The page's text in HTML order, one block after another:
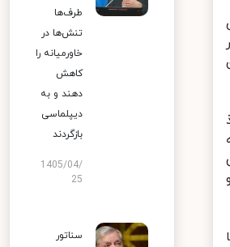
طرف‌ها
تنش‌ها در
خاورمیانه را
کاهش
دهند و به
دیپلماسی
بازگردند
1405/04/
25
سناتور